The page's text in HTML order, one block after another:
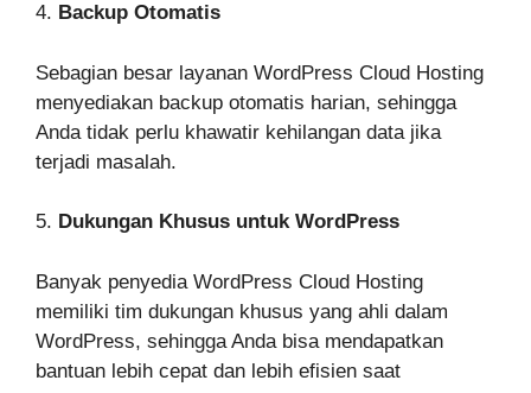
4. Backup Otomatis
Sebagian besar layanan WordPress Cloud Hosting
menyediakan backup otomatis harian, sehingga
Anda tidak perlu khawatir kehilangan data jika
terjadi masalah.
5. Dukungan Khusus untuk WordPress
Banyak penyedia WordPress Cloud Hosting
memiliki tim dukungan khusus yang ahli dalam
WordPress, sehingga Anda bisa mendapatkan
bantuan lebih cepat dan lebih efisien saat